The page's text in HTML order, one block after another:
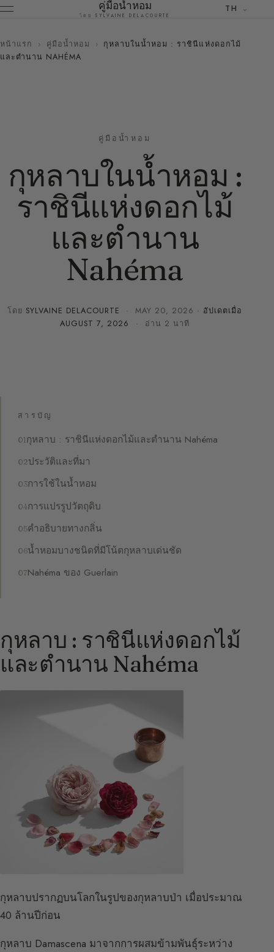
คู่มือน้ำหอม
โดย SYLVAINE DELACOURTE
TH
หน้าแรก › คู่มือน้ำหอม › กุหลาบในน้ำหอม : ราชินีแห่งดอกไม้
และตำนาน NAHÉMA
คู่มือน้ำหอม
กุหลาบในน้ำหอม :
ราชินีแห่งดอกไม้
และตำนาน
Nahéma
โดย SYLVAINE DELACOURTE ·MAY 20, 2026 · อัปเดตเมื่อ
AUGUST 7, 2026
· อ่าน 2 นาที
สารบัญ
กุหลาบ : ราชินีแห่งดอกไม้และตำนาน Nahéma
ประวัติและที่มา
การใช้ในน้ำหอม
การแปรรูปวัตถุดิบ
คำอธิบายทางกลิ่น
น้ำหอมบางชนิดที่มีโน้ตกุหลาบเด่นชัด
Nahéma ของ Guerlain
กุหลาบ : ราชินีแห่งดอกไม้
และตำนาน Nahéma
กุหลาบปรากฏบนโลกในรูปของกุหลาบป่า เมื่อประมาณ
40 ล้านปีก่อน
กุหลาบ Damascena มาจากการผสมข้ามพันธุ์ระหว่าง